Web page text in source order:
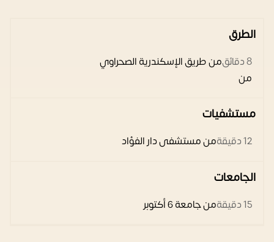
الطرق
8 دقائق
من طريق الإسكندرية الصحراوي
من
مستشفيات
12 دقيقة من مستشفى دار الفؤاد
الجامعات
15 دقيقة من جامعة 6 أكتوبر